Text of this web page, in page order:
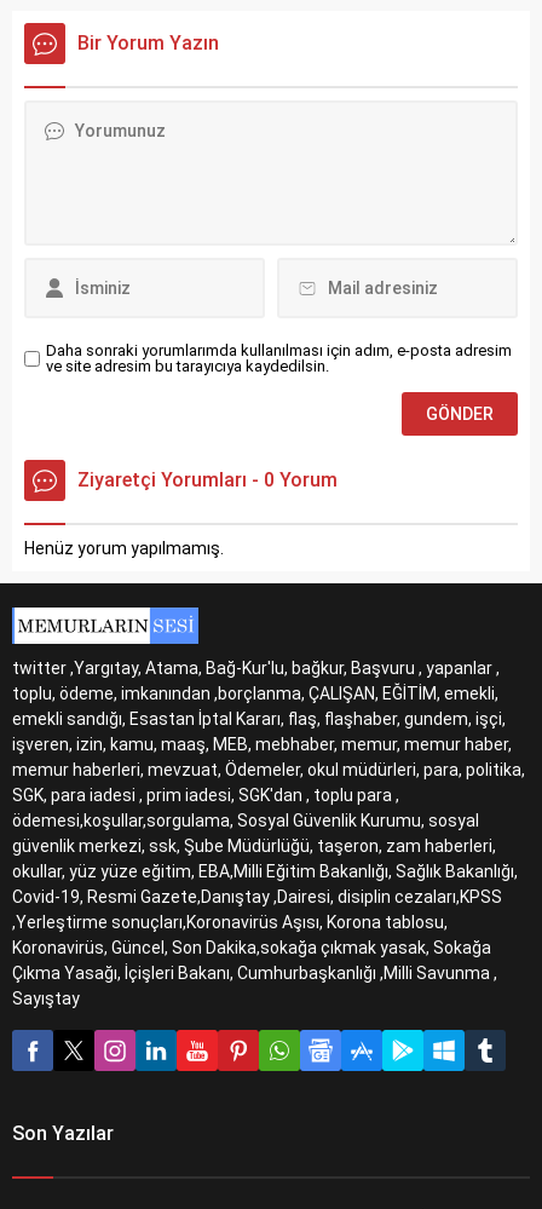
Bir Yorum Yazın
Daha sonraki yorumlarımda kullanılması için adım, e-posta adresim
ve site adresim bu tarayıcıya kaydedilsin.
Ziyaretçi Yorumları - 0 Yorum
Henüz yorum yapılmamış.
twitter ,Yargıtay, Atama, Bağ-Kur'lu, bağkur, Başvuru , yapanlar ,
toplu, ödeme, imkanından ,borçlanma, ÇALIŞAN, EĞİTİM, emekli,
emekli sandığı, Esastan İptal Kararı, flaş, flaşhaber, gundem, işçi,
işveren, izin, kamu, maaş, MEB, mebhaber, memur, memur haber,
memur haberleri, mevzuat, Ödemeler, okul müdürleri, para, politika,
SGK, para iadesi , prim iadesi, SGK'dan , toplu para ,
ödemesi,koşullar,sorgulama, Sosyal Güvenlik Kurumu, sosyal
güvenlik merkezi, ssk, Şube Müdürlüğü, taşeron, zam haberleri,
okullar, yüz yüze eğitim, EBA,Milli Eğitim Bakanlığı, Sağlık Bakanlığı,
Covid-19, Resmi Gazete,Danıştay ,Dairesi, disiplin cezaları,KPSS
,Yerleştirme sonuçları,Koronavirüs Aşısı, Korona tablosu,
Koronavirüs, Güncel, Son Dakika,sokağa çıkmak yasak, Sokağa
Çıkma Yasağı, İçişleri Bakanı, Cumhurbaşkanlığı ,Milli Savunma ,
Sayıştay
Son Yazılar